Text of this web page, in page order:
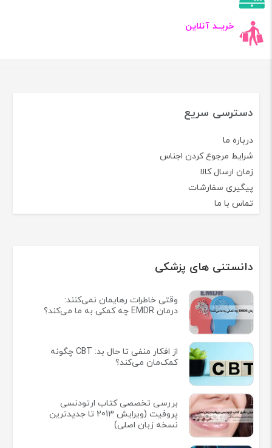
خریــد آنلاین
دسترسی سریع
درباره ما
شرایط مرجوع کردن اجناس
زمان ارسال کالا
پیگیری سفارشات
تماس با ما
دانستنی های پزشکی
وقتی خاطرات رهایمان نمی‌کنند:
درمان EMDR چه کمکی به ما می‌کند؟
از افکار منفی تا حال بد: CBT چگونه
کمک‌مان می‌کند؟
بررسی تخصصی کتاب ارتودنسی
پروفیت (ویرایش 2013 تا جدیدترین
نسخه زبان اصلی)